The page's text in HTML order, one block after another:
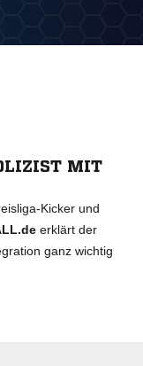
MIT
Kicker und
erklärt der
ganz wichtig